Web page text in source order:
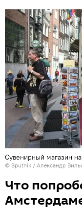
Сувенирный магазин
© Sputnik / Александр
Что